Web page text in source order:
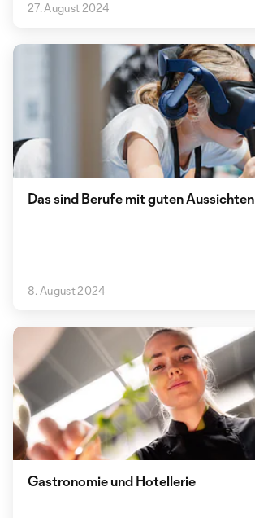
27. August 2024
Das sind Berufe mit guten Aussichten
8. August 2024
Gastronomie und Hotellerie